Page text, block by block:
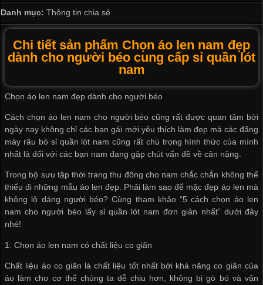
Danh mục: Thông tin chia sẻ
Chi tiết sản phẩm Chọn áo len nam đẹp
dành cho người béo cung cấp sỉ quần lót
nam
Chọn áo len nam đẹp dành cho người béo
Cách chọn áo len nam cho người béo cũng rất được quan tâm bởi
ngày nay không chỉ các bạn gái mới yêu thích làm đẹp mà các đấng
mày râu bỏ sỉ quần lót nam cũng rất chú trọng hình thức của mình
nhất là đối với các bạn nam đang gặp chút vấn đề về cân nặng.
Trong bộ sưu tập thời trang thu đông cho nam chắc chắn không thể
thiếu đi những mẫu áo len đẹp. Phải làm sao để mặc đẹp áo len mà
không lộ dáng người béo? Cùng tham khảo “5 cách chọn áo len
nam cho người béo lấy sỉ quần lót nam đơn giản nhất” dưới đây
nhé!
1. Chọn áo len nam có chất liệu co giãn
Chất liệu áo co giãn là chất liệu tốt nhất bởi khả năng co giãn của
áo làm cho cơ thể chúng ta dễ chịu hơn, không bị gò bó và vận